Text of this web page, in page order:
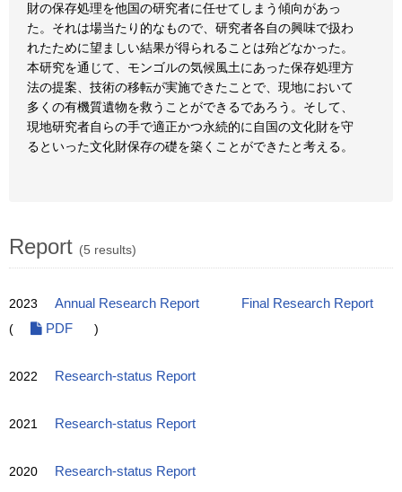
財の保存処理を他国の研究者に任せてしまう傾向があっ
た。それは場当たり的なもので、研究者各自の興味で扱わ
れたために望ましい結果が得られることは殆どなかった。
本研究を通じて、モンゴルの気候風土にあった保存処理方
法の提案、技術の移転が実施できたことで、現地において
多くの有機質遺物を救うことができるであろう。そして、
現地研究者自らの手で適正かつ永続的に自国の文化財を守
るといった文化財保存の礎を築くことができたと考える。
Report (5 results)
2023 Annual Research Report
Final Research Report
(
PDF )
2022 Research-status Report
2021 Research-status Report
2020 Research-status Report